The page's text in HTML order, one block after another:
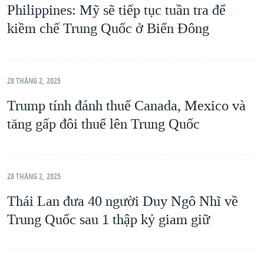
Philippines: Mỹ sẽ tiếp tục tuần tra để
kiềm chế Trung Quốc ở Biển Đông
28 THÁNG 2, 2025
Trump tính đánh thuế Canada, Mexico và
tăng gấp đôi thuế lên Trung Quốc
28 THÁNG 2, 2025
Thái Lan đưa 40 người Duy Ngô Nhĩ về
Trung Quốc sau 1 thập kỷ giam giữ